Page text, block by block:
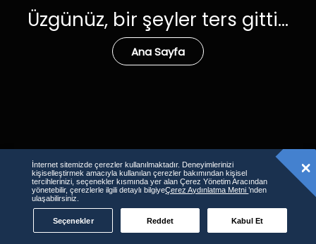
Üzgünüz, bir şeyler ters gitti...
Ana Sayfa
İnternet sitemizde çerezler kullanılmaktadır. Deneyimlerinizi
kişiselleştirmek amacıyla kullanılan çerezler bakımından kişisel
tercihlerinizi, seçenekler kısmında yer alan Çerez Yönetim Aracından
yönetebilir, çerezlerle ilgili detaylı bilgiyeÇerez Aydınlatma Metni’nden
ulaşabilirsiniz.
Seçenekler Reddet Kabul Et